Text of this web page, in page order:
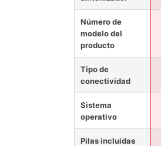
Número de
modelo del
producto
Tipo de
conectividad
Sistema
operativo
Pilas incluidas